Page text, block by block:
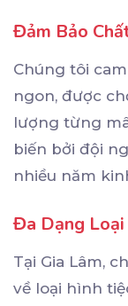
Đảm Bảo
Chúng tôi
ngon, được
lượng từng
biến bởi đội
nhiều năm
Đa Dạng
Tại Gia Lâm,
về loại hình